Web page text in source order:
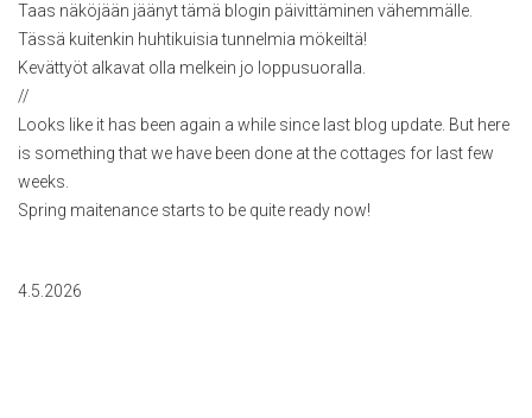
Taas näköjään jäänyt tämä blogin päivittäminen vähemmälle.
Tässä kuitenkin huhtikuisia tunnelmia mökeiltä!
Kevättyöt alkavat olla melkein jo loppusuoralla.
//
Looks like it has been again a while since last blog update. But here
is something that we have been done at the cottages for last few
weeks.
Spring maitenance starts to be quite ready now!
4.5.2026